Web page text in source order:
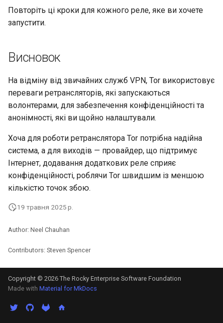
Повторіть ці кроки для кожного реле, яке ви хочете
запустити.
Висновок
На відміну від звичайних служб VPN, Tor використовує
переваги ретрансляторів, які запускаються
волонтерами, для забезпечення конфіденційності та
анонімності, які ви щойно налаштували.
Хоча для роботи ретранслятора Tor потрібна надійна
система, а для виходів — провайдер, що підтримує
Інтернет, додавання додаткових реле сприяє
конфіденційності, роблячи Tor швидшим із меншою
кількістю точок збою.
19 травня 2025 р.
Author: Neel Chauhan
Contributors: Steven Spencer
Copyright © 2026 The Rocky Enterprise Software Foundation
Made with Material for MkDocs